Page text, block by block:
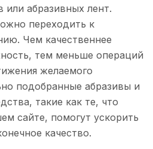
или абразивных лент.
переходить к
Чем качественнее
тем меньше операций
желаемого
подобранные абразивы и
такие как те, что
сайте, помогут ускорить
качество.